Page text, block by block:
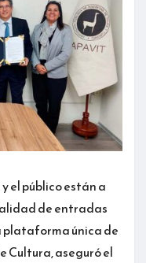
el público están a
de entradas
plataforma única de
Cultura, aseguró el